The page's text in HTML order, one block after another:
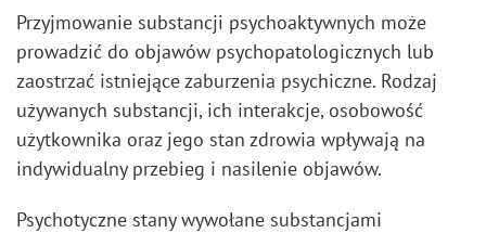
Przyjmowanie substancji psychoaktywnych może
prowadzić do objawów psychopatologicznych lub
zaostrzać istniejące zaburzenia psychiczne. Rodzaj
używanych substancji, ich interakcje, osobowość
użytkownika oraz jego stan zdrowia wpływają na
indywidualny przebieg i nasilenie objawów.
Psychotyczne stany wywołane substancjami